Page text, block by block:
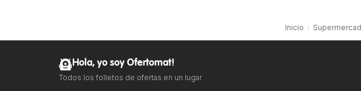
Inicio
Hola, yo soy Ofertomat!
Todos los folletos de ofertas en un lugar